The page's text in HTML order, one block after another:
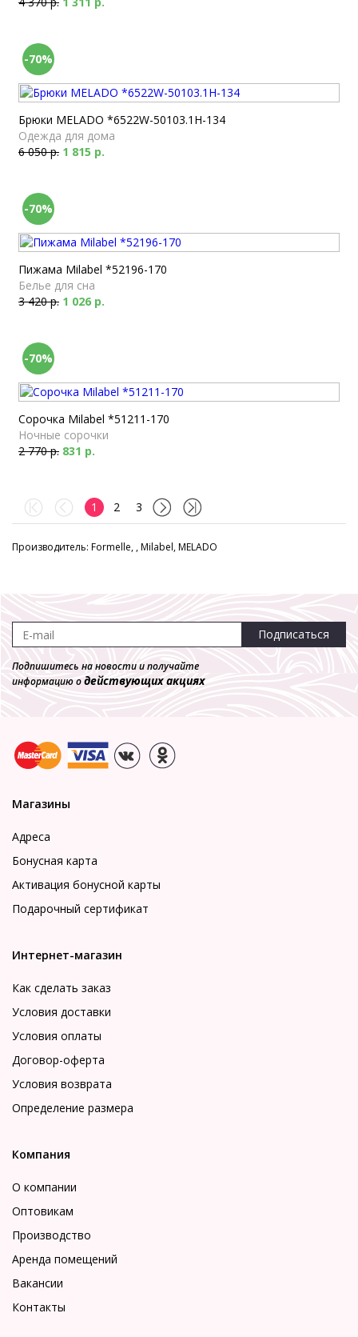
-70%
Брюки MELADO *6522W-50103.1H-134
Одежда для дома
6 050 р. 1 815 р.
-70%
Пижама Milabel *52196-170
Белье для сна
3 420 р. 1 026 р.
-70%
Сорочка Milabel *51211-170
Ночные сорочки
2 770 р. 831 р.
1 2 3
Производитель: Formelle, , Milabel, MELADO
Подписаться
Подпишитесь на новости и получайте
информацию одействующих акциях
Магазины
Адреса
Бонусная карта
Активация бонусной карты
Подарочный сертификат
Интернет-магазин
Как сделать заказ
Условия доставки
Условия оплаты
Договор-оферта
Условия возврата
Определение размера
Компания
О компании
Оптовикам
Производство
Аренда помещений
Вакансии
Контакты